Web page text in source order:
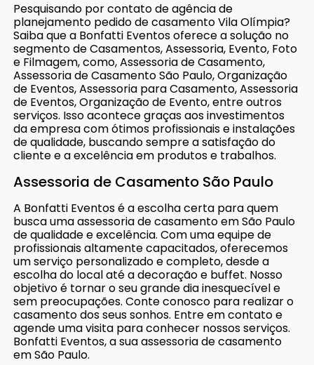
Pesquisando por contato de agência de
planejamento pedido de casamento Vila Olímpia?
Saiba que a Bonfatti Eventos oferece a solução no
segmento de Casamentos, Assessoria, Evento, Foto
e Filmagem, como, Assessoria de Casamento,
Assessoria de Casamento São Paulo, Organização
de Eventos, Assessoria para Casamento, Assessoria
de Eventos, Organização de Evento, entre outros
serviços. Isso acontece graças aos investimentos
da empresa com ótimos profissionais e instalações
de qualidade, buscando sempre a satisfação do
cliente e a excelência em produtos e trabalhos.
Assessoria de Casamento São Paulo
A Bonfatti Eventos é a escolha certa para quem
busca uma assessoria de casamento em São Paulo
de qualidade e excelência. Com uma equipe de
profissionais altamente capacitados, oferecemos
um serviço personalizado e completo, desde a
escolha do local até a decoração e buffet. Nosso
objetivo é tornar o seu grande dia inesquecível e
sem preocupações. Conte conosco para realizar o
casamento dos seus sonhos. Entre em contato e
agende uma visita para conhecer nossos serviços.
Bonfatti Eventos, a sua assessoria de casamento
em São Paulo.